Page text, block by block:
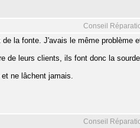
Conseil
la fonte. J'avais le même problème
de leurs clients, ils font donc la
ne lâchent jamais.
Conseil